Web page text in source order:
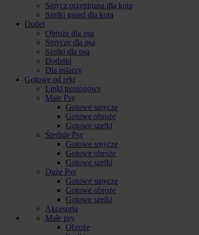
Smycz przepinana dla kota
Szelki guard dla kota
Outlet
Obroże dla psa
Smycze dla psa
Szelki dla psa
Dodatki
Dla psiarzy
Gotowe od ręki
Linki treningowe
Małe Psy
Gotowe smycze
Gotowe obroże
Gotowe szelki
Średnie Psy
Gotowe smycze
Gotowe obroże
Gotowe szelki
Duże Psy
Gotowe smycze
Gotowe obroże
Gotowe szelki
Akcesoria
Małe psy
Obroże